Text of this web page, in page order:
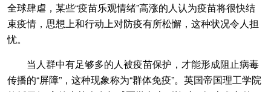
全球肆虐，某些“疫苗乐观情绪”高涨的人认为疫苗将很快结
束疫情，思想上和行动上对防疫有所松懈，这种状况令人担
忧。
当人群中有足够多的人被疫苗保护，才能形成阻止病毒
传播的“屏障”，这种现象称为“群体免疫”。英国帝国理工学院